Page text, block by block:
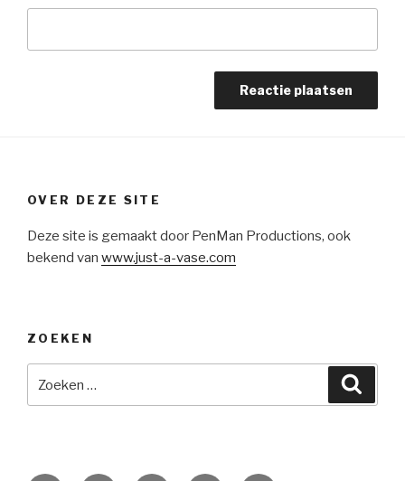
OVER DEZE SITE
Deze site is gemaakt door PenMan Productions, ook
bekend van www.just-a-vase.com
ZOEKEN